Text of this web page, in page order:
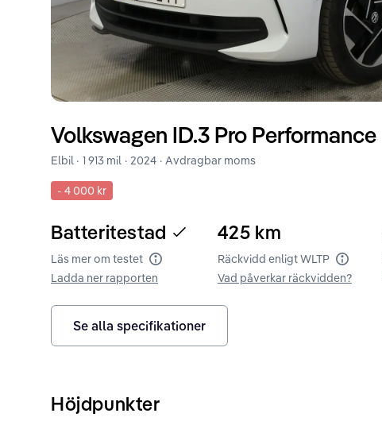
Volkswagen ID.3 Pro Performance
Elbil · 1 913 mil · 2024 · Avdragbar moms
- 4 000 kr
Batteritestad
Läs mer om testet Batteritest
Ladda ner rapporten
425 km
Räckvidd enligt WLTP
Vad påverkar räckvidden?
Se alla specifikationer
Höjdpunkter